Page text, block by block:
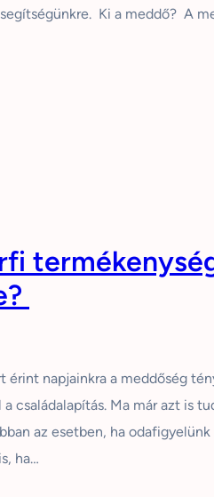
Ki a meddő? A
érint napjainkra a meddőség
a családalapítás. Ma már azt is
az esetben, ha
ha…